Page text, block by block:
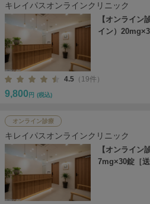
キレイパスオンラインクリニック
【オンライン
イン）
4.5 （19件）
9,800 円 (税込)
オンライン診療
キレイパスオンラインクリニック
【オンライン
7mg×30錠［